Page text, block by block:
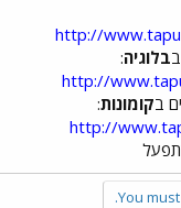
http://
בלוגיה:
http://
בקומונות:
http://
You